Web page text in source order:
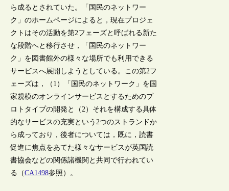
ら成るとされていた。「国民のネットワー
ク」のホームページによると，現在プロジェ
クトはその活動を第2フェーズと呼ばれる新た
な段階へと移行させ，「国民のネットワー
ク」を図書館外の様々な場所でも利用できる
サービスへ展開しようとしている。この第2フ
ェーズは，（1）「国民のネットワーク」を国
家規模のオンラインサービスとするためのプ
ロトタイプの開発と（2）それを構成する具体
的なサービスの充実という2つのストランドか
ら成っており，後者については，既に，読書
促進に焦点をあてた様々なサービスが英国読
書協会などの関係諸機関と共同で行われてい
る（CA1498参照）。